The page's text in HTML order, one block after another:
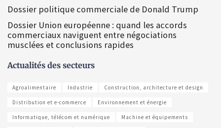
Dossier politique commerciale de Donald Trump
Dossier Union européenne : quand les accords
commerciaux naviguent entre négociations
musclées et conclusions rapides
Actualités des secteurs
Agroalimentaire Industrie Construction, architecture et design
Distribution et e-commerce Environnement et énergie
Informatique, télécom et numérique Machine et équipements